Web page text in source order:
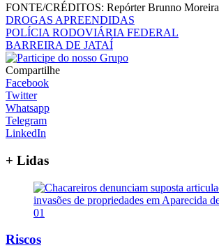
FONTE/CRÉDITOS: Repórter Brunno Moreira
DROGAS APREENDIDAS
POLÍCIA RODOVIÁRIA FEDERAL
BARREIRA DE JATAÍ
Compartilhe
Facebook
Twitter
Whatsapp
Telegram
LinkedIn
+ Lidas
01
Riscos